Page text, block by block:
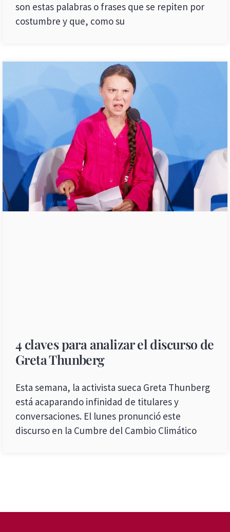
son estas palabras o frases que se repiten por
costumbre y que, como su
4 claves para analizar el discurso de
Greta Thunberg
Esta semana, la activista sueca Greta Thunberg
está acaparando infinidad de titulares y
conversaciones. El lunes pronunció este
discurso en la Cumbre del Cambio Climático